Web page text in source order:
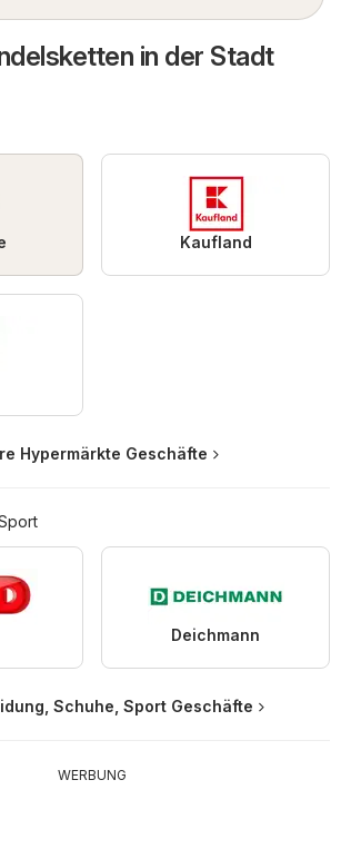
in der Stadt
Kaufland
Hypermärkte Geschäfte
Deichmann
Schuhe, Sport Geschäfte
WERBUNG